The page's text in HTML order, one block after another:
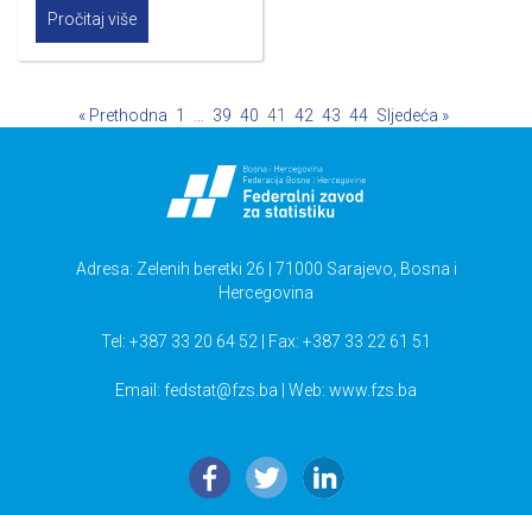
Pročitaj više
« Prethodna 1 39 40 41 42 43 44 Sljedeća »
Adresa: Zelenih beretki 26 | 71000 Sarajevo, Bosna i
Hercegovina
Tel: +387 33 20 64 52 | Fax: +387 33 22 61 51
Email: fedstat@fzs.ba | Web: www.fzs.ba